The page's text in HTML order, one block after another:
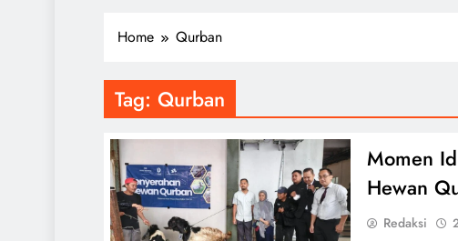
Home Qurban
Tag: Qurban
Momen
Hewan
Redaksi